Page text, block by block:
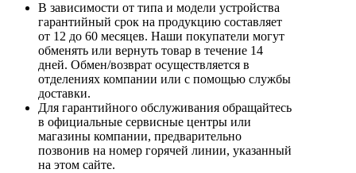
В зависимости от типа и модели устройства
гарантийный срок на продукцию составляет
от 12 до 60 месяцев. Наши покупатели могут
обменять или вернуть товар в течение 14
дней. Обмен/возврат осуществляется в
отделениях компании или с помощью службы
доставки.
Для гарантийного обслуживания обращайтесь
в официальные сервисные центры или
магазины компании, предварительно
позвонив на номер горячей линии, указанный
на этом сайте.